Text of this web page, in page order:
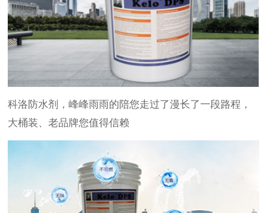
科洛防水剂，峰峰雨雨的陪您走过了漫长了一段路程，
大桶装、老品牌您值得信赖